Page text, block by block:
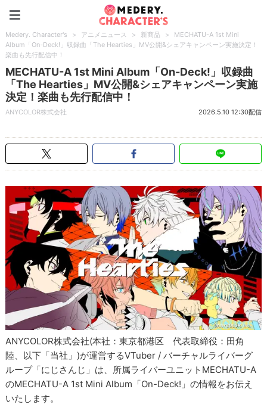
Medery. Character's > アニメニュース > 新商品 >
MECHATU-A 1st Mini
Album「On-Deck!」収録曲「The Hearties」MV公開&シェアキャンペーン実施決定！
楽曲も先行配信中！
MECHATU-A 1st Mini Album「On-Deck!」収録曲
「The Hearties」MV公開&シェアキャンペーン実施
決定！楽曲も先行配信中！
ANYCOLOR株式会社 2026.5.10 12:30配信
ANYCOLOR株式会社(本社：東京都港区 代表取締役：田角
陸、以下「当社」)が運営するVTuber / バーチャルライバーグ
ループ「にじさんじ」は、所属ライバーユニットMECHATU-A
のMECHATU-A 1st Mini Album「On-Deck!」の情報をお伝え
いたします。